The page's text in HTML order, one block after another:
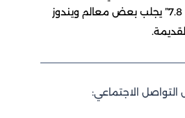
7.8” يجلب بعض معالم ويندوز